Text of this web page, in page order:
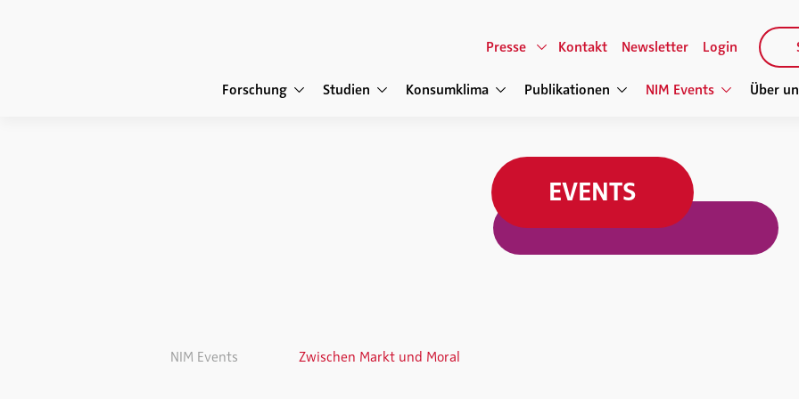
Forschung Studien Konsumklima Publikationen NIM Events Über
Presse Kontakt Newsletter Login
EVENTS
NIM Events Zwischen Markt und Moral